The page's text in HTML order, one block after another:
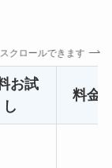
スクロールできます
お試
し
料金